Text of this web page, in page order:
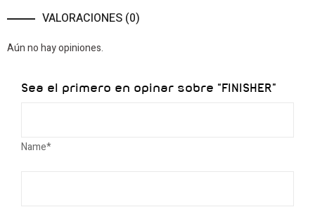
VALORACIONES (0)
Aún no hay opiniones.
Sea el primero en opinar sobre “FINISHER”
Name*